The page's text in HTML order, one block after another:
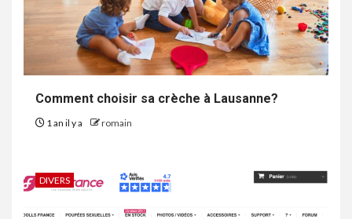
Comment choisir sa crèche à Lausanne?
1 an il y a romain
DIVERS